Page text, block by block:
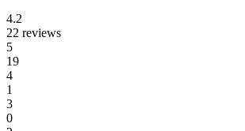
4.2
22 reviews
5
19
4
1
3
0